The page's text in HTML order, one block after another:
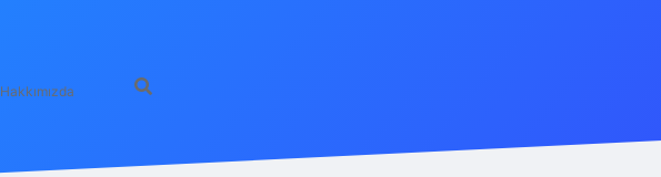
Hakkımızda